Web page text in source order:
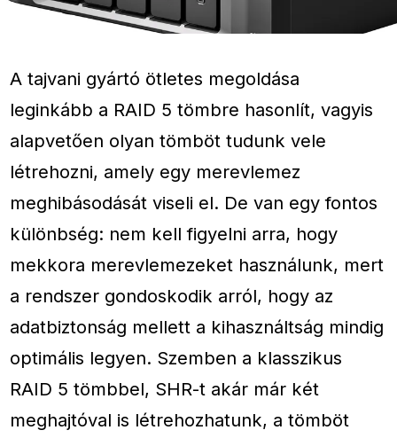
A tajvani gyártó ötletes megoldása
leginkább a RAID 5 tömbre hasonlít, vagyis
alapvetően olyan tömböt tudunk vele
létrehozni, amely egy merevlemez
meghibásodását viseli el. De van egy fontos
különbség: nem kell figyelni arra, hogy
mekkora merevlemezeket használunk, mert
a rendszer gondoskodik arról, hogy az
adatbiztonság mellett a kihasználtság mindig
optimális legyen. Szemben a klasszikus
RAID 5 tömbbel, SHR-t akár már két
meghajtóval is létrehozhatunk, a tömböt